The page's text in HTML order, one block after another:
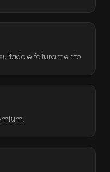
e faturamento.